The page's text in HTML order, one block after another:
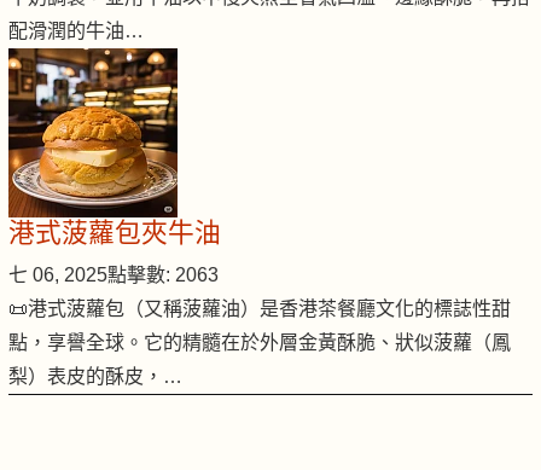
配滑潤的牛油…
港式菠蘿包夾牛油
七 06, 2025點擊數: 2063
📜港式菠蘿包（又稱菠蘿油）是香港茶餐廳文化的標誌性甜
點，享譽全球。它的精髓在於外層金黃酥脆、狀似菠蘿（鳳
梨）表皮的酥皮，…